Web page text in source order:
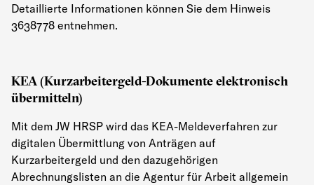
Detaillierte Informationen können Sie dem Hinweis
3638778 entnehmen.
KEA (Kurzarbeitergeld-Dokumente elektronisch
übermitteln)
Mit dem JW HRSP wird das KEA-Meldeverfahren zur
digitalen Übermittlung von Anträgen auf
Kurzarbeitergeld und den dazugehörigen
Abrechnungslisten an die Agentur für Arbeit allgemein